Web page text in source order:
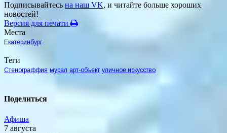
Подписывайтесь на наш VK, и читайте больше хороших
новостей!
Версия для печати
Места
Екатеринбург
Теги
Стенограффия мурал арт-объект уличное искусство
Поделиться
Афиша
7 августа